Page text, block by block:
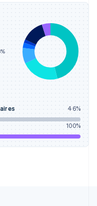
%
46%
100%